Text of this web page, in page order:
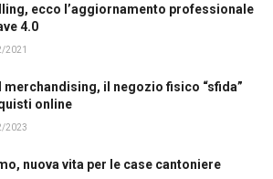
ecco l’aggiornamento professionale
4.0
2021
merchandising, il negozio fisico “sfida”
online
2023
nuova vita per le case cantoniere